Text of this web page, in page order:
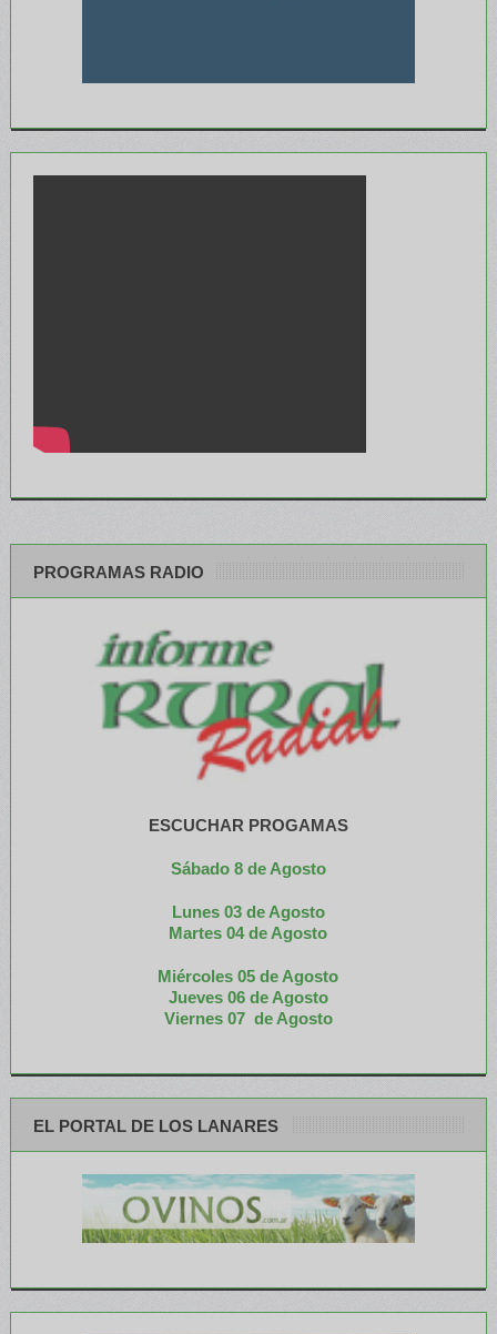
PROGRAMAS RADIO
ESCUCHAR PROGAMAS
Sábado 8 de Agosto
Lunes 03 de Agosto
Martes 04 de Agosto
Miércoles 05 de Agosto
Jueves 06 de Agosto
Viernes 07 de Agosto
EL PORTAL DE LOS LANARES